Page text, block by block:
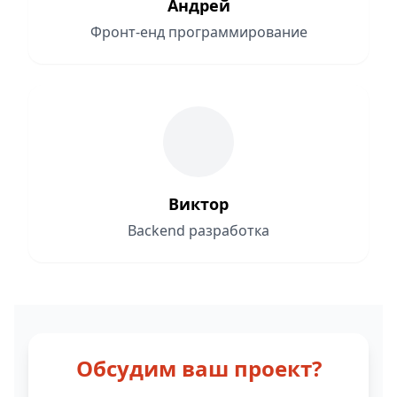
Андрей
Фронт-енд программирование
Виктор
Backend разработка
Обсудим ваш проект?